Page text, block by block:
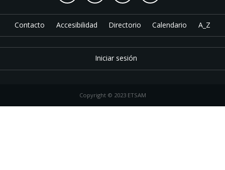
Contacto Accesibilidad Directorio Calendario A_Z
Iniciar sesión
Copyright © 2023 ETSAM